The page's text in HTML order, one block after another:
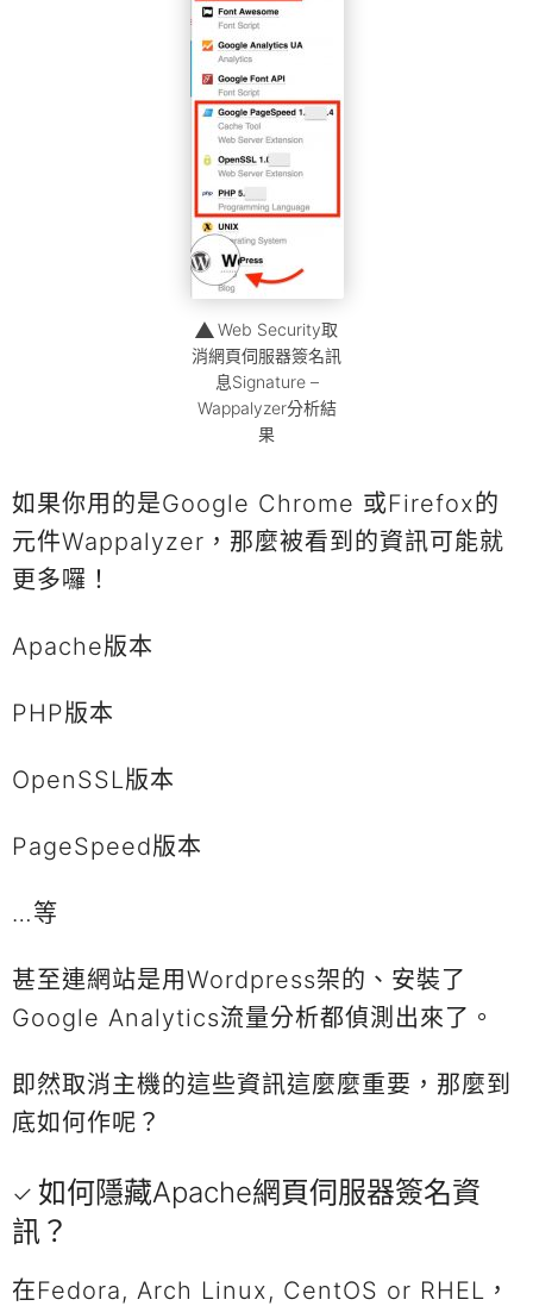
Web Security取
消網頁伺服器簽名訊
息Signature –
Wappalyzer分析結
果
如果你用的是Google Chrome 或Firefox的
元件Wappalyzer，那麼被看到的資訊可能就
更多囉！
Apache版本
PHP版本
OpenSSL版本
PageSpeed版本
…等
甚至連網站是用Wordpress架的、安裝了
Google Analytics流量分析都偵測出來了。
即然取消主機的這些資訊這麼麼重要，那麼到
底如何作呢？
如何隱藏Apache網頁伺服器簽名資
訊？
在Fedora, Arch Linux, CentOS or RHEL，